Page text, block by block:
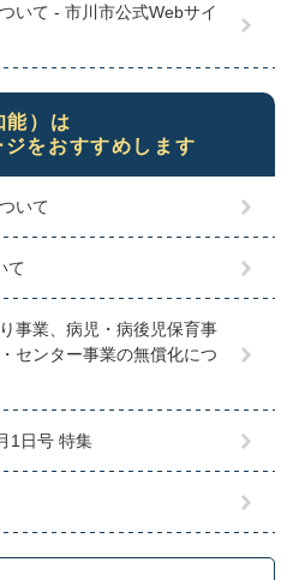
いて - 市川市公式Webサイ
能）は
ジをおすすめします
いて
て
事業、病児・病後児保育事
センター事業の無償化につ
1日号 特集